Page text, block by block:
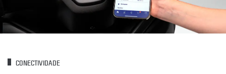
CONECTIVIDADE